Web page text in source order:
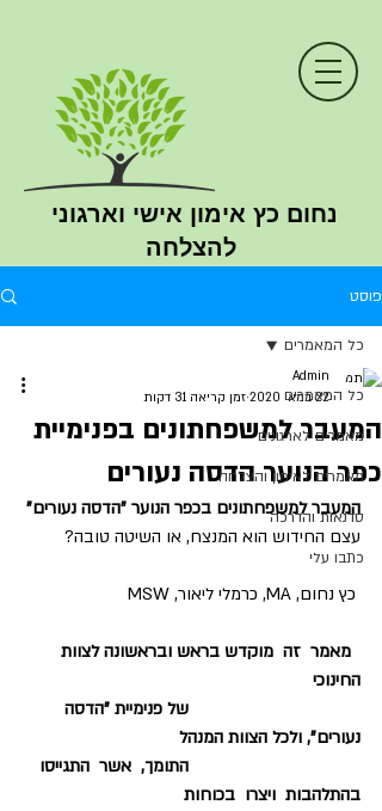
נחום כץ אימון אישי וארגוני
להצלחה
פוסט
כל המאמרים
מאמרים לארגונים
מאמרים לאימון והצלחה
סדנאות והדרכה
כתבו עלי
כל המאמרים
המעבר למשפחתונים בפנימיית
כפר הנוער הדסה נעורים
Admin
22 במאי 2020
זמן קריאה 31 דקות
המעבר למשפחתונים בכפר הנוער "הדסה נעורים"
עצם החידוש הוא המנצח, או השיטה טובה?
כץ נחום, MA, כרמלי ליאור, MSW
מאמר  זה  מוקדש בראש ובראשונה לצוות
החינוכי
של פנימיית "הדסה
נעורים", ולכל הצוות המנהל
התומך,  אשר  התגייסו
בהתלהבות  ויצרו  בכוחות